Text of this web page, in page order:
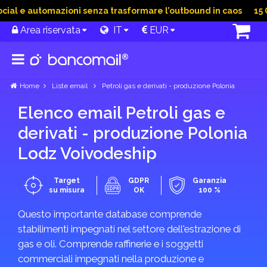
e automazioni senza trasformare l’outbound in caos 15
Area riservata IT EUR
Home Liste email Petroli gas e derivati - produzione Polonia
Elenco email Petroli gas e
derivati - produzione Polonia
Lodz Voivodeship
Target
su misura
GDPR
OK
Garanzia
100 %
Questo importante database comprende
stabilimenti impegnati nel settore dell'estrazione di
gas e oli. Comprende raffinerie e i soggetti
commerciali impegnati nella produzione e